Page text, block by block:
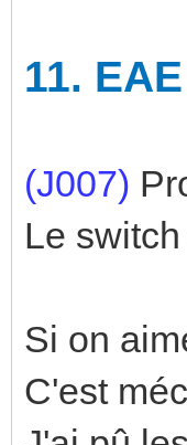
11. EAE
(J007)
Le switch
Si on
C'est